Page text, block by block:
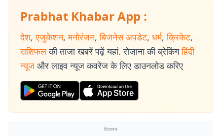
Prabhat Khabar App :
देश, एजुकेशन, मनोरंजन, बिजनेस अपडेट, धर्म, क्रिकेट,
राशिफल की ताजा खबरें पढ़ें यहां. रोजाना की ब्रेकिंग हिंदी
न्यूज और लाइव न्यूज कवरेज के लिए डाउनलोड करिए
विज्ञापन